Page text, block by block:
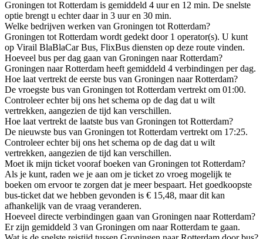
Groningen tot Rotterdam is gemiddeld 4 uur en 12 min. De snelste
optie brengt u echter daar in 3 uur en 30 min.
Welke bedrijven werken van Groningen tot Rotterdam?
Groningen tot Rotterdam wordt gedekt door 1 operator(s). U kunt
op Virail BlaBlaCar Bus, FlixBus diensten op deze route vinden.
Hoeveel bus per dag gaan van Groningen naar Rotterdam?
Groningen naar Rotterdam heeft gemiddeld 4 verbindingen per dag.
Hoe laat vertrekt de eerste bus van Groningen naar Rotterdam?
De vroegste bus van Groningen tot Rotterdam vertrekt om 01:00.
Controleer echter bij ons het schema op de dag dat u wilt
vertrekken, aangezien de tijd kan verschillen.
Hoe laat vertrekt de laatste bus van Groningen tot Rotterdam?
De nieuwste bus van Groningen tot Rotterdam vertrekt om 17:25.
Controleer echter bij ons het schema op de dag dat u wilt
vertrekken, aangezien de tijd kan verschillen.
Moet ik mijn ticket vooraf boeken van Groningen tot Rotterdam?
Als je kunt, raden we je aan om je ticket zo vroeg mogelijk te
boeken om ervoor te zorgen dat je meer bespaart. Het goedkoopste
bus-ticket dat we hebben gevonden is € 15,48, maar dit kan
afhankelijk van de vraag veranderen.
Hoeveel directe verbindingen gaan van Groningen naar Rotterdam?
Er zijn gemiddeld 3 van Groningen om naar Rotterdam te gaan.